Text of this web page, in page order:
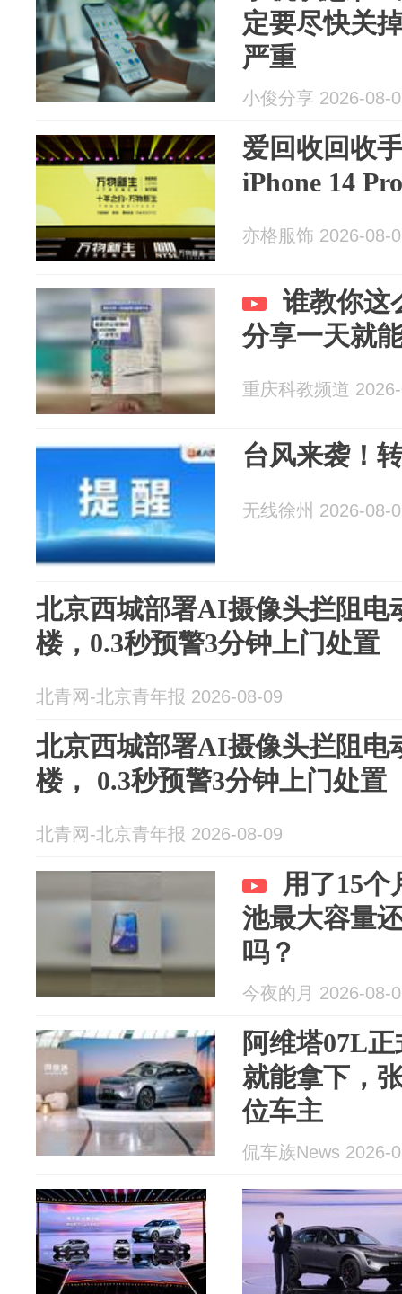
定要尽快关
严重
小俊分享 2026-08-
爱回收回收
iPhone 14
亦格服饰 2026-08-
谁教你这
分享一天就
重庆科教频道
台风来袭！
无线徐州 2026-08-
北京西城部署AI摄像头拦阻电
楼，0.3秒预警3分钟上门处置
北青网-北京青年报 2026-08-09
北京西城部署AI摄像头拦阻电
楼， 0.3秒预警3分钟上门处置
北青网-北京青年报 2026-08-09
用了15个
池最大容量
吗？
今夜的月 2026-08-
阿维塔07L
就能拿下，
位车主
侃车族News 2026-